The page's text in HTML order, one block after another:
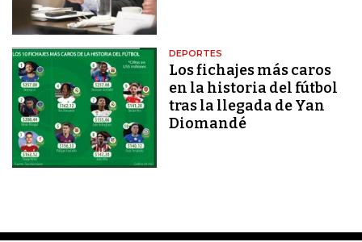
DEPORTES
Los fichajes más caros
en la historia del fútbol
tras la llegada de Yan
Diomandé